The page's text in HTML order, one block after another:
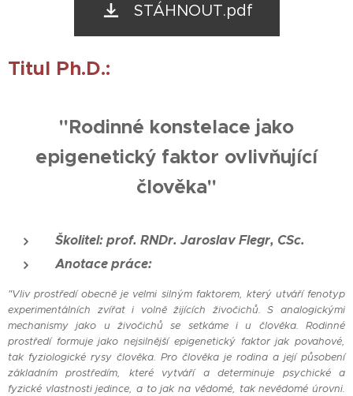
STÁHNOUT.pdf
Titul Ph.D.:
"Rodinné konstelace jako
epigenetický faktor ovlivňující
člověka"
Školitel: prof. RNDr. Jaroslav Flegr, CSc.
Anotace práce:
"Vliv prostředí obecně je velmi silným faktorem, který utváří fenotyp
experimentálních zvířat i volně žijících živočichů. S analogickými
mechanismy jako u živočichů se setkáme i u člověka. Rodinné
prostředí formuje jako nejsilnější epigenetický faktor jak povahové,
tak fyziologické rysy člověka. Pro člověka je rodina a její působení
základním prostředím, které vytváří a determinuje psychické a
fyzické vlastnosti jedince, a to jak na vědomé, tak nevědomé úrovni.